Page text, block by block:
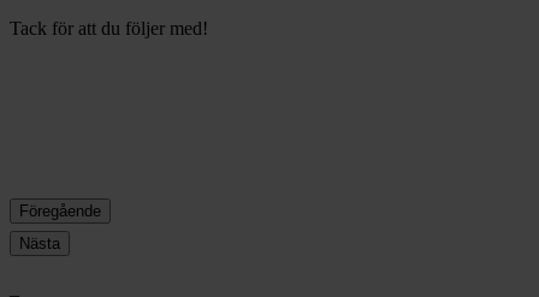
Tack för att du följer med!
Föregående
Nästa